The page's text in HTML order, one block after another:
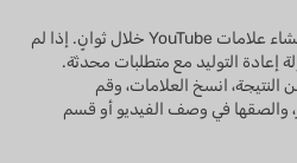
ثم انقر على "إرسال" لإنشاء علامات YouTube خلال ثوانٍ. إذا لم
إعادة التوليد مع متطلبات محدثة.
انسخ العلامات، وقم
والصقها في وصف الفيديو أو قسم